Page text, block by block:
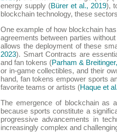
energy supply (Bürer et al., 2019),
blockchain technology, these
One example of how blockchain
agreements between parties
allows the deployment of these
2023). Smart Contracts are
and fan tokens (Parham &
or in-game collectibles, and their
hand, fan tokens empower sports
favorite teams or artists (Haque et
The emergence of blockchain as
because sports constitute a
progressive advancements in
increasingly complex and